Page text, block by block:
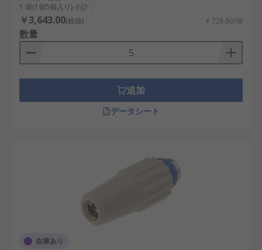
1 袋(1袋5個入り) 小計：
￥3,643.00(税抜) ￥728.60/個
数量
追加
データシート
在庫あり